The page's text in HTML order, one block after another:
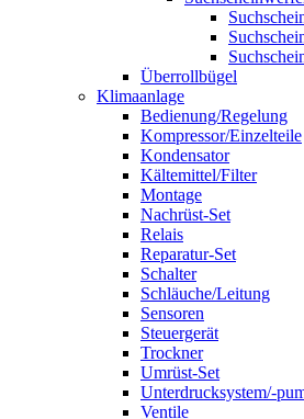
Überrollbügel
Klimaanlage
Bedienung/Regelung
Kompressor/Einzelteile
Kondensator
Kältemittel/Filter
Montage
Nachrüst-Set
Relais
Reparatur-Set
Schalter
Schläuche/Leitung
Sensoren
Steuergerät
Trockner
Umrüst-Set
Unterdrucksystem/-
Ventile